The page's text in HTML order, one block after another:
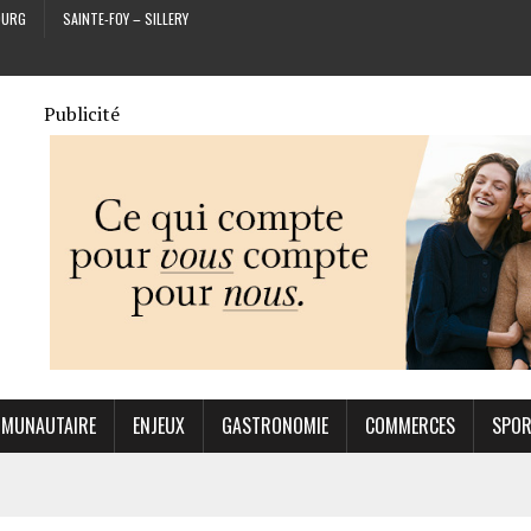
SAINTE-FOY – SILLERY
Publicité
ENJEUX GASTRONOMIE COMMERCES